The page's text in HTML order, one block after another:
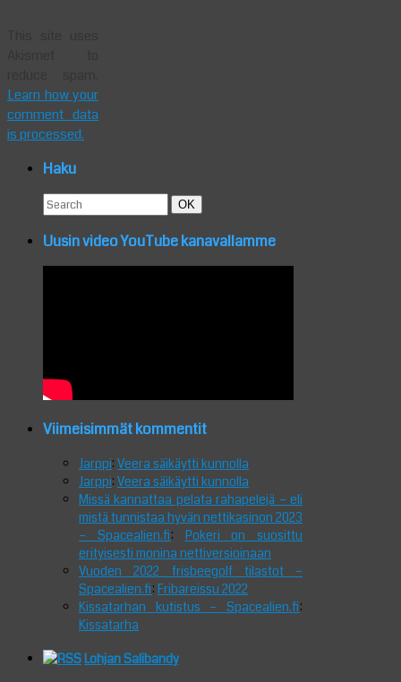
Learn how your
comment data
is processed.
Haku
Search
for:
Search
OK
Uusin video YouTube kanavallamme
Viimeisimmät kommentit
Jarppi: Veera säikäytti kunnolla
Jarppi: Veera säikäytti kunnolla
Missä kannattaa pelata rahapelejä – eli
mistä tunnistaa hyvän nettikasinon 2023
– Spacealien.fi: Pokeri on suosittu
erityisesti monina nettiversioinaan
Vuoden 2022 frisbeegolf tilastot –
Spacealien.fi: Fribareissu 2022
Kissatarhan kutistus – Spacealien.fi:
Kissatarha
Lohjan Salibandy